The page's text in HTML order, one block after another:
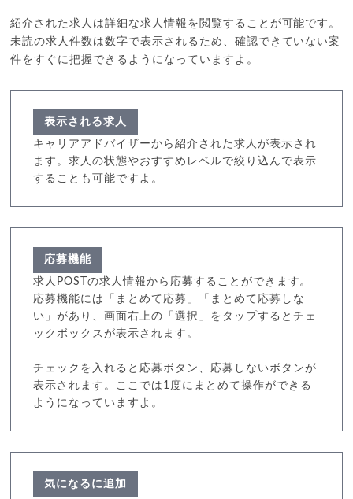
紹介された求人は詳細な求人情報を閲覧することが可能です。
未読の求人件数は数字で表示されるため、確認できていない案
件をすぐに把握できるようになっていますよ。
表示される求人
キャリアアドバイザーから紹介された求人が表示され
ます。求人の状態やおすすめレベルで絞り込んで表示
することも可能ですよ。
応募機能
求人POSTの求人情報から応募することができます。
応募機能には「まとめて応募」「まとめて応募しな
い」があり、画面右上の「選択」をタップするとチェ
ックボックスが表示されます。
チェックを入れると応募ボタン、応募しないボタンが
表示されます。ここでは1度にまとめて操作ができる
ようになっていますよ。
気になるに追加